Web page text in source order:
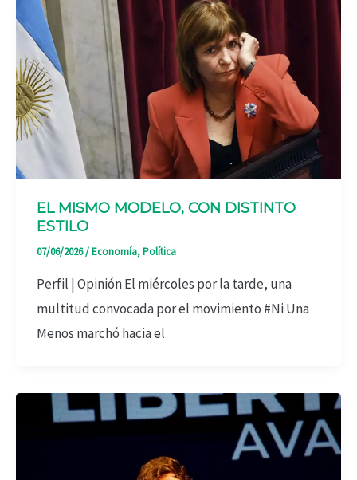
EL MISMO MODELO, CON DISTINTO
ESTILO
07/06/2026/Economía,Política
Perfil | Opinión El miércoles por la tarde, una
multitud convocada por el movimiento #Ni Una
Menos marchó hacia el